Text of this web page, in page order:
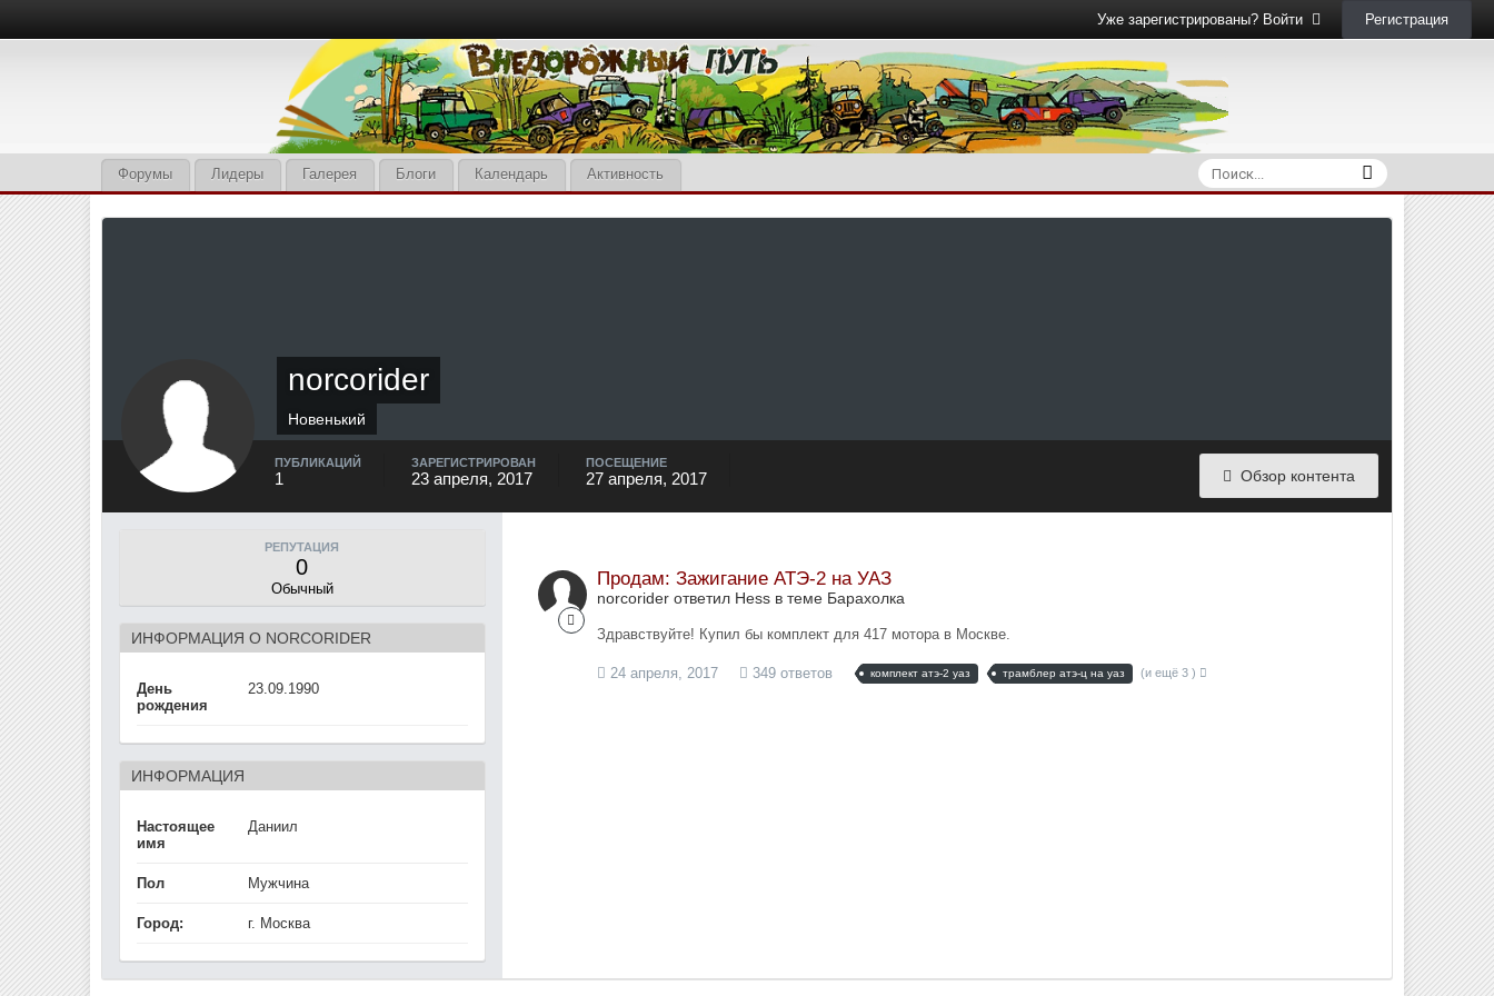
Уже зарегистрированы? Войти Регистрация
Форумы Лидеры Галерея Блоги Календарь Активность
norcorider
Новенький
Обзор контента
ПУБЛИКАЦИЙ
1
ЗАРЕГИСТРИРОВАН
23 апреля, 2017
ПОСЕЩЕНИЕ
27 апреля, 2017
РЕПУТАЦИЯ
0
Обычный
ИНФОРМАЦИЯ О NORCORIDER
День
рождения
23.09.1990
ИНФОРМАЦИЯ
Настоящее
имя
Даниил
Пол Мужчина
Город: г. Москва
Продам: Зажигание АТЭ-2 на УАЗ
norcorider ответил Hess в теме Барахолка
Здравствуйте! Купил бы комплект для 417 мотора в Москве.
24 апреля, 2017 349 ответов комплект атэ-2 уаз трамблер атэ-ц на уаз (и ещё 3 )